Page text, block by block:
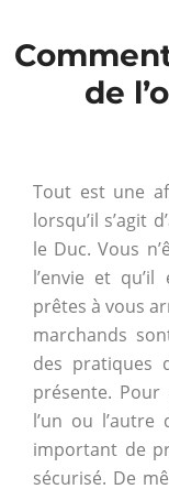
de
Tout est une
lorsqu’il s’agit
le Duc. Vous
l’envie et
prêtes à vous
marchands
des pratiques
présente.
l’un ou
important de
sécurisé. De